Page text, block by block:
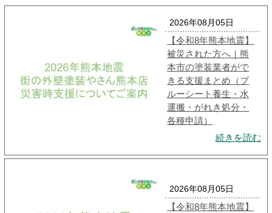
2026年08月05日
【令和8年熊本地震】
被災された方へ｜熊
本市の塗装業者がで
きる支援まとめ（ブ
ルーシート養生・水
運搬・がれき処分・
各種申請）
続きを読む
2026年08月05日
【令和8年熊本地震】